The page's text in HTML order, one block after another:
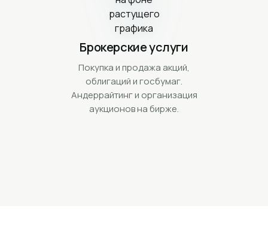
Брокерские услуги
Покупка и продажа акций,
облигаций и госбумаг.
Андеррайтинг и организация
аукционов на бирже.